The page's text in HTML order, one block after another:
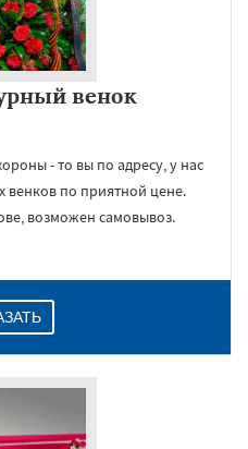
венок
- то вы по адресу, у нас
по приятной цене.
возможен самовывоз.